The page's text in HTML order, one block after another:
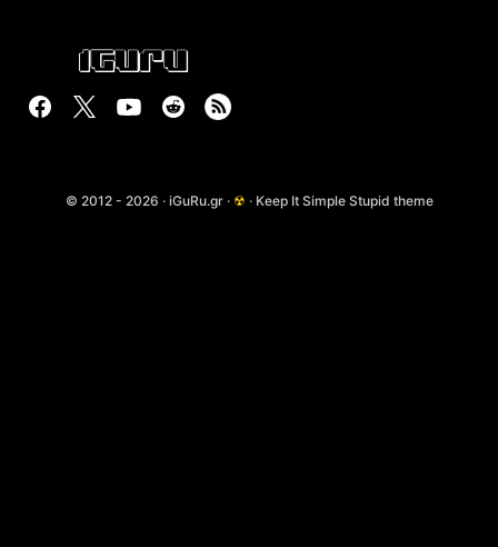
© 2012 - 2026 · iGuRu.gr · ☢ · Keep It Simple Stupid theme